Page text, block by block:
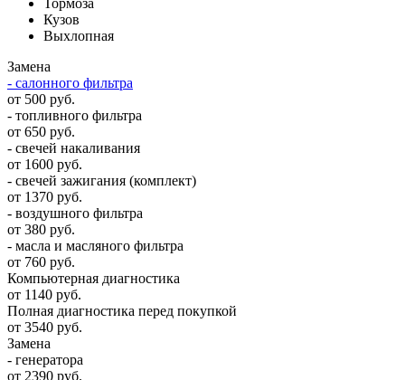
Кузов
Выхлопная
Замена
- салонного фильтра
от 500 руб.
- топливного фильтра
от 650 руб.
- свечей накаливания
от 1600 руб.
- свечей зажигания (комплект)
от 1370 руб.
- воздушного фильтра
от 380 руб.
- масла и масляного фильтра
от 760 руб.
Компьютерная диагностика
от 1140 руб.
Полная диагностика перед покупкой
от 3540 руб.
Замена
- генератора
от 2390 руб.